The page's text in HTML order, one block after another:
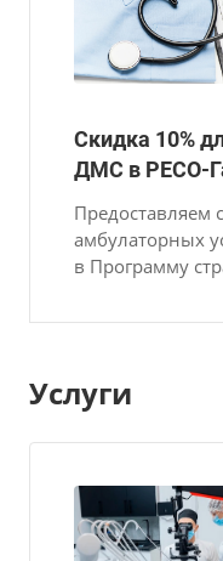
Скидка 10%
ДМС в РЕСО-
Предоставляем
амбулаторных
в Программу
Услуги